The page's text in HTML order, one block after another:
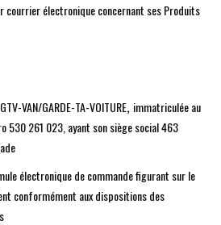
courrier électronique concernant ses Produits
VAN/GARDE-TA-VOITURE, immatriculée au
530 261 023, ayant son siège social 463
électronique de commande figurant sur le
conformément aux dispositions des